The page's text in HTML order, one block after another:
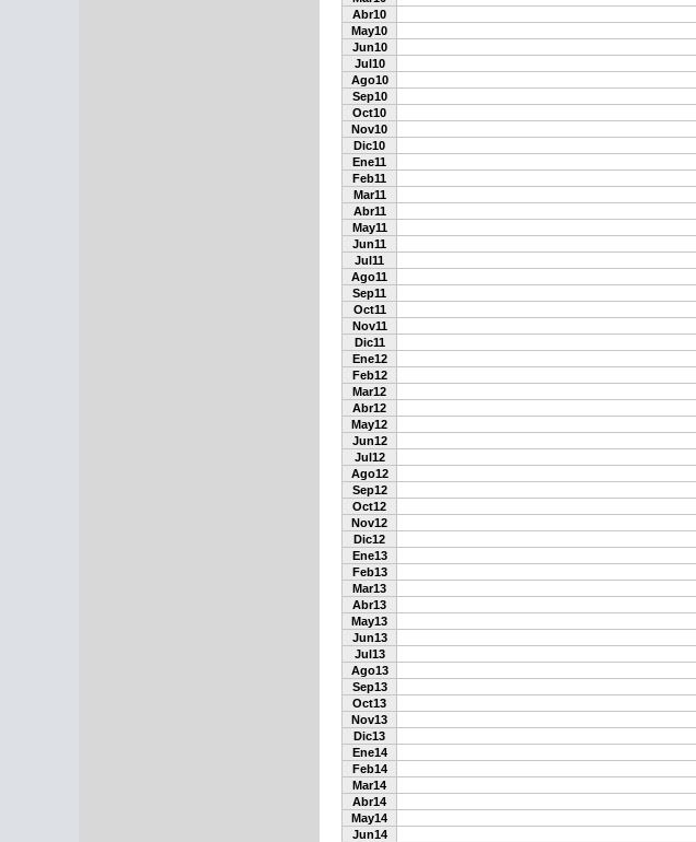
Abr10
May10
Jun10
Jul10
Ago10
Sep10
Oct10
Nov10
Dic10
Ene11
Feb11
Mar11
Abr11
May11
Jun11
Jul11
Ago11
Sep11
Oct11
Nov11
Dic11
Ene12
Feb12
Mar12
Abr12
May12
Jun12
Jul12
Ago12
Sep12
Oct12
Nov12
Dic12
Ene13
Feb13
Mar13
Abr13
May13
Jun13
Jul13
Ago13
Sep13
Oct13
Nov13
Dic13
Ene14
Feb14
Mar14
Abr14
May14
Jun14